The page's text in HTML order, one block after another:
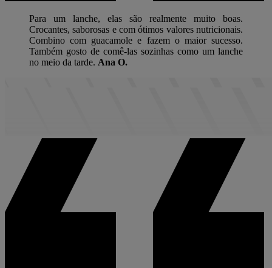
Para um lanche, elas são realmente muito boas.
Crocantes, saborosas e com ótimos valores nutricionais.
Combino com guacamole e fazem o maior sucesso.
Também gosto de comê-las sozinhas como um lanche
no meio da tarde. Ana O.